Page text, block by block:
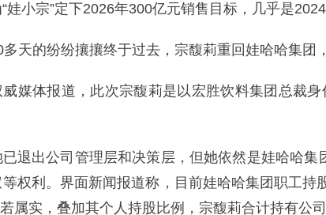
娃小宗”定下2026年300亿元销售目标，几乎是
天的纷纷攘攘终于过去，宗馥莉重回娃哈哈集团，
媒体报道，此次宗馥莉是以宏胜饮料集团总裁
退出公司管理层和决策层，但她依然是娃哈哈
权利。界面新闻报道称，目前娃哈哈集团职工持
属实，叠加其个人持股比例，宗馥莉合计持有公司